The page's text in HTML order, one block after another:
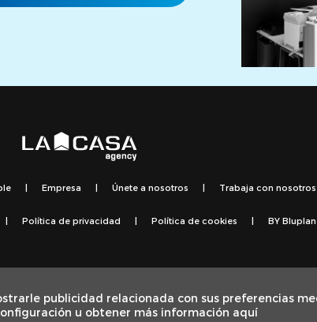
publicidad relacionada con sus preferencias
u obtener más información aquí
| Empresa | Únete a nosotros | Trabaja con nosotros
| Política de privacidad | Política de cookies | BY
la pandemia de COVID-19.